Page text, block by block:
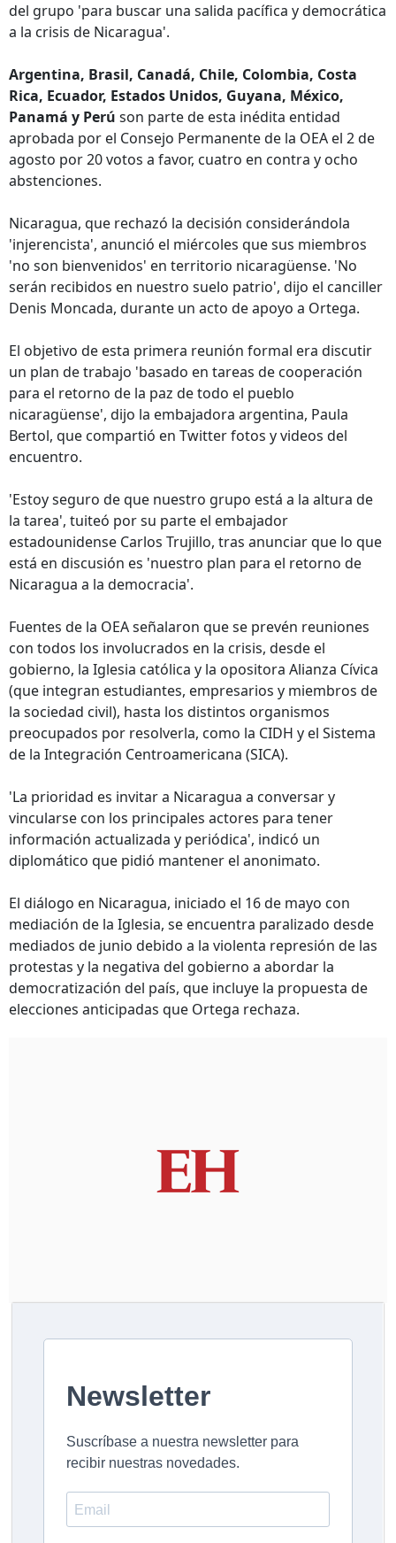
del grupo 'para buscar una salida pacífica y democrática
a la crisis de Nicaragua'.
Argentina, Brasil, Canadá, Chile, Colombia, Costa
Rica, Ecuador, Estados Unidos, Guyana, México,
Panamá y Perú son parte de esta inédita entidad
aprobada por el Consejo Permanente de la OEA el 2 de
agosto por 20 votos a favor, cuatro en contra y ocho
abstenciones.
Nicaragua, que rechazó la decisión considerándola
'injerencista', anunció el miércoles que sus miembros
'no son bienvenidos' en territorio nicaragüense. 'No
serán recibidos en nuestro suelo patrio', dijo el canciller
Denis Moncada, durante un acto de apoyo a Ortega.
El objetivo de esta primera reunión formal era discutir
un plan de trabajo 'basado en tareas de cooperación
para el retorno de la paz de todo el pueblo
nicaragüense', dijo la embajadora argentina, Paula
Bertol, que compartió en Twitter fotos y videos del
encuentro.
'Estoy seguro de que nuestro grupo está a la altura de
la tarea', tuiteó por su parte el embajador
estadounidense Carlos Trujillo, tras anunciar que lo que
está en discusión es 'nuestro plan para el retorno de
Nicaragua a la democracia'.
Fuentes de la OEA señalaron que se prevén reuniones
con todos los involucrados en la crisis, desde el
gobierno, la Iglesia católica y la opositora Alianza Cívica
(que integran estudiantes, empresarios y miembros de
la sociedad civil), hasta los distintos organismos
preocupados por resolverla, como la CIDH y el Sistema
de la Integración Centroamericana (SICA).
'La prioridad es invitar a Nicaragua a conversar y
vincularse con los principales actores para tener
información actualizada y periódica', indicó un
diplomático que pidió mantener el anonimato.
El diálogo en Nicaragua, iniciado el 16 de mayo con
mediación de la Iglesia, se encuentra paralizado desde
mediados de junio debido a la violenta represión de las
protestas y la negativa del gobierno a abordar la
democratización del país, que incluye la propuesta de
elecciones anticipadas que Ortega rechaza.